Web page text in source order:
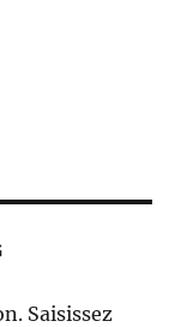
Saisissez